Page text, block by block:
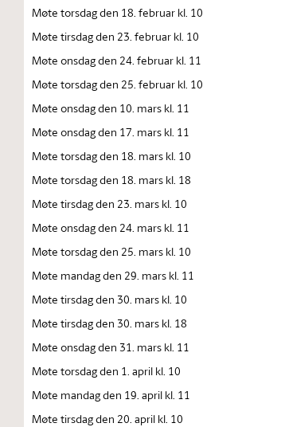
Møte torsdag den 18. februar kl. 10
Møte tirsdag den 23. februar kl. 10
Møte onsdag den 24. februar kl. 11
Møte torsdag den 25. februar kl. 10
Møte onsdag den 10. mars kl. 11
Møte onsdag den 17. mars kl. 11
Møte torsdag den 18. mars kl. 10
Møte torsdag den 18. mars kl. 18
Møte tirsdag den 23. mars kl. 10
Møte onsdag den 24. mars kl. 11
Møte torsdag den 25. mars kl. 10
Møte mandag den 29. mars kl. 11
Møte tirsdag den 30. mars kl. 10
Møte tirsdag den 30. mars kl. 18
Møte onsdag den 31. mars kl. 11
Møte torsdag den 1. april kl. 10
Møte mandag den 19. april kl. 11
Møte tirsdag den 20. april kl. 10